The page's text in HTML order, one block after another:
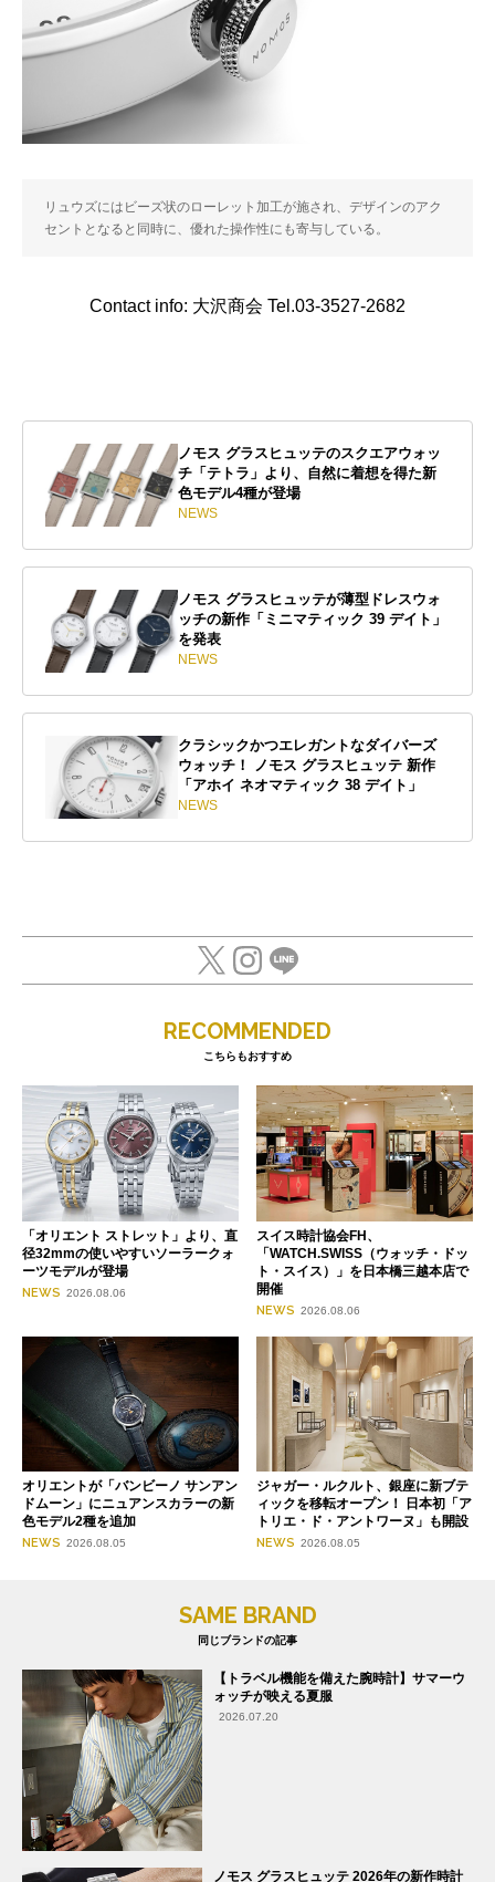
リュウズにはビーズ状のローレット加工が施され、デザインのアク
セントとなると同時に、優れた操作性にも寄与している。
Contact info: 大沢商会 Tel.03-3527-2682
ノモス グラスヒュッテのスクエアウォッ
チ「テトラ」より、自然に着想を得た新
色モデル4種が登場
NEWS
ノモス グラスヒュッテが薄型ドレスウォ
ッチの新作「ミニマティック 39 デイト」
を発表
NEWS
クラシックかつエレガントなダイバーズ
ウォッチ！ ノモス グラスヒュッテ 新作
「アホイ ネオマティック 38 デイト」
NEWS
RECOMMENDED
こちらもおすすめ
「オリエント ストレット」より、直
径32mmの使いやすいソーラークォ
ーツモデルが登場
NEWS 2026.08.06
スイス時計協会FH、
「WATCH.SWISS（ウォッチ・ドッ
ト・スイス）」を日本橋三越本店で
開催
NEWS 2026.08.06
オリエントが「バンビーノ サンアン
ドムーン」にニュアンスカラーの新
色モデル2種を追加
NEWS 2026.08.05
ジャガー・ルクルト、銀座に新ブテ
ィックを移転オープン！ 日本初「ア
トリエ・ド・アントワーヌ」も開設
NEWS 2026.08.05
SAME BRAND
同じブランドの記事
【トラベル機能を備えた腕時計】サマーウ
ォッチが映える夏服
2026.07.20
ノモス グラスヒュッテ 2026年の新作時計